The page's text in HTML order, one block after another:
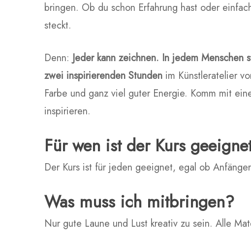
bringen. Ob du schon Erfahrung hast oder
steckt.
Denn:Jeder kann zeichnen. In jedem Menschen
zwei inspirierenden Stunden im Künstleratelier
Farbe und ganz viel guter Energie. Komm mit
inspirieren.
Für wen ist der Kurs
Der Kurs ist für jeden geeignet, egal ob
Was muss ich mitbringen?
Nur gute Laune und Lust kreativ zu sein. Alle